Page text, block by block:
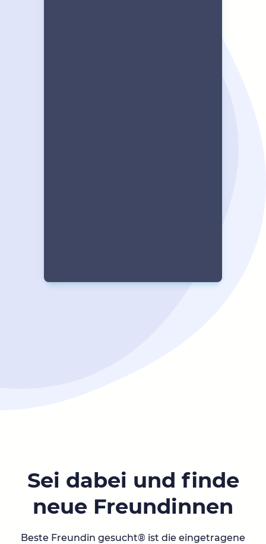
Sei dabei und finde
neue Freundinnen
Beste Freundin gesucht® ist die eingetragene